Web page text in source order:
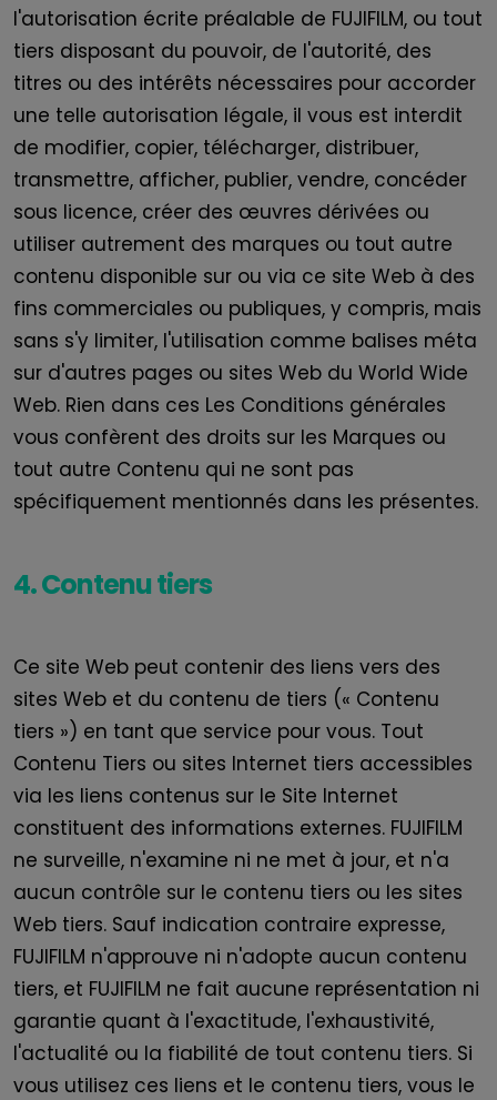
l'autorisation écrite préalable de FUJIFILM, ou tout
tiers disposant du pouvoir, de l'autorité, des
titres ou des intérêts nécessaires pour accorder
une telle autorisation légale, il vous est interdit
de modifier, copier, télécharger, distribuer,
transmettre, afficher, publier, vendre, concéder
sous licence, créer des œuvres dérivées ou
utiliser autrement des marques ou tout autre
contenu disponible sur ou via ce site Web à des
fins commerciales ou publiques, y compris, mais
sans s'y limiter, l'utilisation comme balises méta
sur d'autres pages ou sites Web du World Wide
Web. Rien dans ces Les Conditions générales
vous confèrent des droits sur les Marques ou
tout autre Contenu qui ne sont pas
spécifiquement mentionnés dans les présentes.
4. Contenu tiers
Ce site Web peut contenir des liens vers des
sites Web et du contenu de tiers (« Contenu
tiers ») en tant que service pour vous. Tout
Contenu Tiers ou sites Internet tiers accessibles
via les liens contenus sur le Site Internet
constituent des informations externes. FUJIFILM
ne surveille, n'examine ni ne met à jour, et n'a
aucun contrôle sur le contenu tiers ou les sites
Web tiers. Sauf indication contraire expresse,
FUJIFILM n'approuve ni n'adopte aucun contenu
tiers, et FUJIFILM ne fait aucune représentation ni
garantie quant à l'exactitude, l'exhaustivité,
l'actualité ou la fiabilité de tout contenu tiers. Si
vous utilisez ces liens et le contenu tiers, vous le